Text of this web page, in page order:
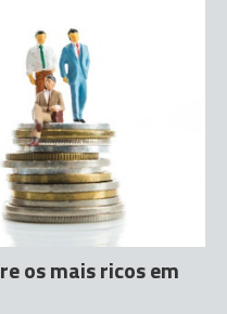
os mais ricos em